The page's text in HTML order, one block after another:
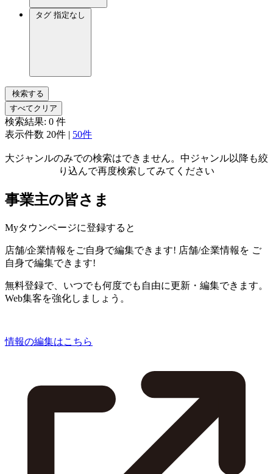
タグ 指定なし
検索する
すべてクリア
検索結果: 0 件
表示件数 20件 | 50件
大ジャンルのみでの検索はできません。中ジャンル以降も絞
り込んで再度検索してみてください
事業主の皆さま
Myタウンページに登録すると
店舗/企業情報をご自身で編集できます! 店舗/企業情報を ご
自身で編集できます!
無料登録で、いつでも何度でも自由に更新・編集できます。
Web集客を強化しましょう。
情報の編集はこちら